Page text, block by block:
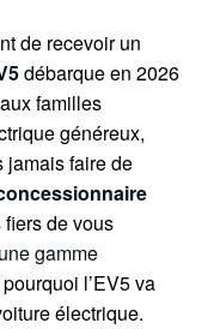
de recevoir un
débarque en 2026
familles
généreux,
jamais faire de
de vous
gamme
l’EV5 va
électrique.